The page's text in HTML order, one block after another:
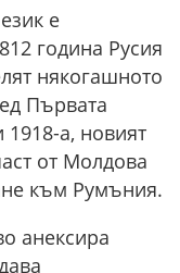
е
година Русия
някогашното
Първата
1918-а, новият
от Молдова
към Румъния.
анексира